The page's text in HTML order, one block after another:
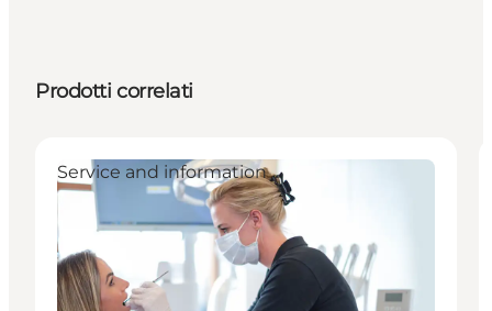
Prodotti correlati
Service and information